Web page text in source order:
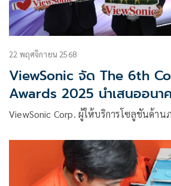
22 พฤศจิกายน 2568
ViewSonic จัด The 6th
Awards 2025 นำเสนออนา
เทคโนโลยีจอภาพ ผ่านศิลปะ
ViewSonic Corp. ผู้ให้บริการโซลูชันด้าน